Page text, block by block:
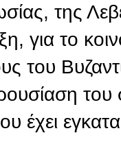
της
για το
του
του
έχει